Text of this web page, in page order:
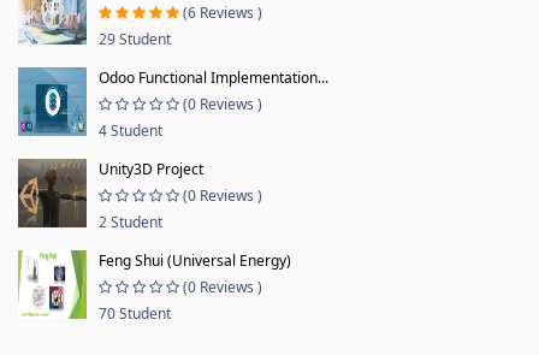
(6 Reviews )
29 Student
Odoo Functional Implementation...
(0 Reviews )
4 Student
Unity3D Project
(0 Reviews )
2 Student
Feng Shui (Universal Energy)
(0 Reviews )
70 Student